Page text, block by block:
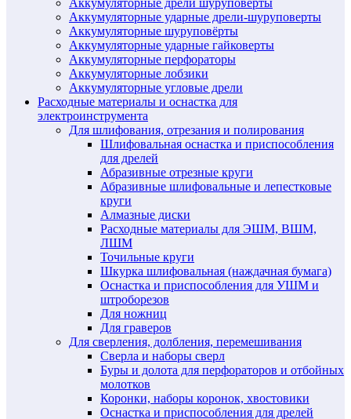
Аккумуляторные дрели шуруповерты
Аккумуляторные ударные дрели-шуруповерты
Аккумуляторные шуруповёрты
Аккумуляторные ударные гайковерты
Аккумуляторные перфораторы
Аккумуляторные лобзики
Аккумуляторные угловые дрели
Расходные материалы и оснастка для
электроинструмента
Для шлифования, отрезания и полирования
Шлифовальная оснастка и приспособления
для дрелей
Абразивные отрезные круги
Абразивные шлифовальные и лепестковые
круги
Алмазные диски
Расходные материалы для ЭШМ, ВШМ,
ЛШМ
Точильные круги
Шкурка шлифовальная (наждачная бумага)
Оснастка и приспособления для УШМ и
штроборезов
Для ножниц
Для граверов
Для сверления, долбления, перемешивания
Сверла и наборы сверл
Буры и долота для перфораторов и отбойных
молотков
Коронки, наборы коронок, хвостовики
Оснастка и приспособления для дрелей